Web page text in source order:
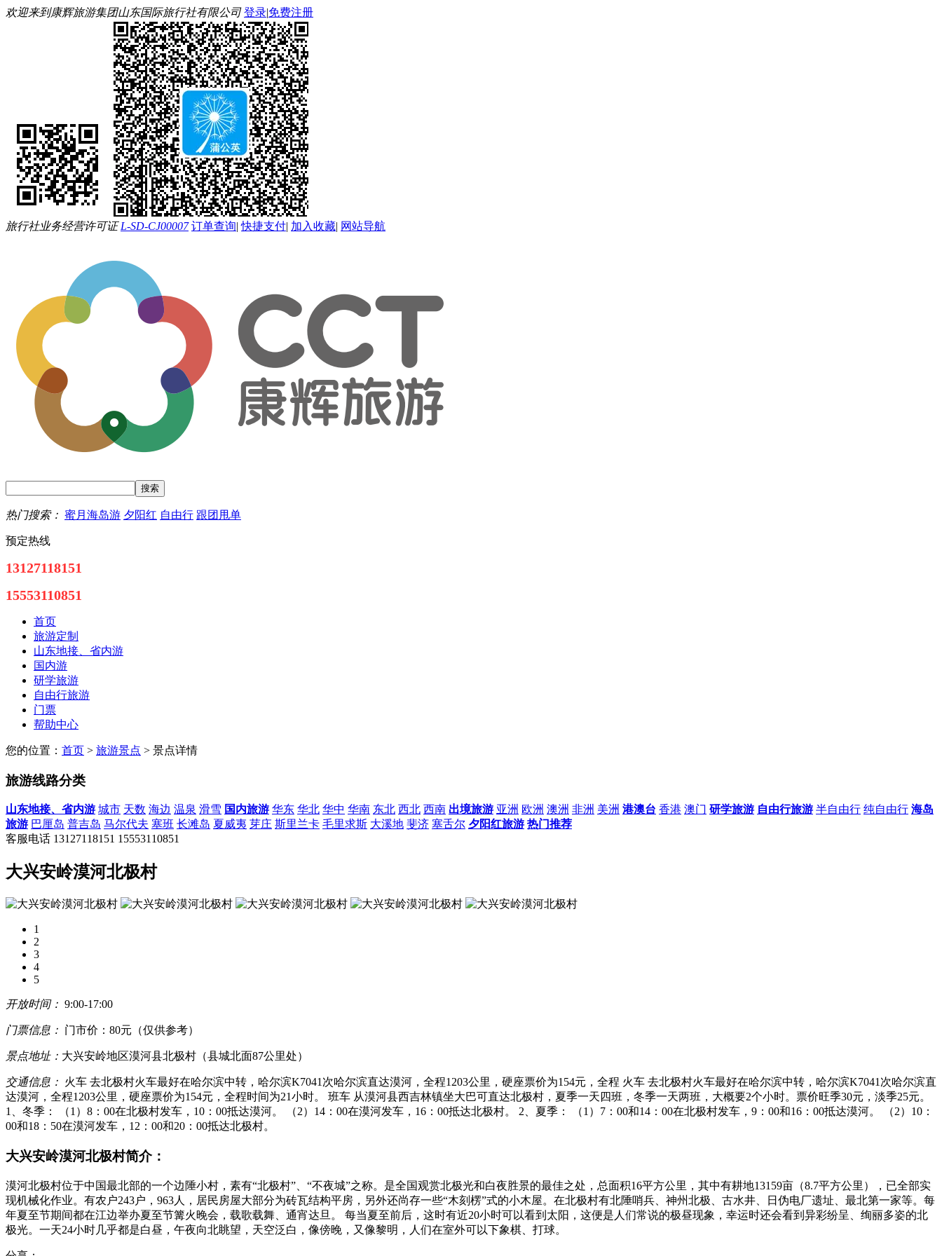
欢迎来到康辉旅游集团山东国际旅行社有限公司登录|免费注册
旅行社业务经营许可证L-SD-CJ00007 订单查询|快捷支付| 加入收藏| 网站导航
热门搜索： 蜜月海岛游 夕阳红 自由行 跟团甩单
预定热线
13127118151
15553110851
首页
旅游定制
山东地接、省内游
国内游
研学旅游
自由行旅游
门票
帮助中心
您的位置： 首页 > 旅游景点 > 景点详情
旅游线路分类
山东地接、省内游 城市 天数 海边 温泉 滑雪 国内旅游 华东 华北 华中 华南 东北 西北 西南 出境旅游 亚洲 欧洲 澳洲 非洲 美洲 港澳台 香港 澳门 研学旅游 自由行旅游 半自由行 纯自由行 海岛
旅游 巴厘岛 普吉岛 马尔代夫 塞班 长滩岛 夏威夷 芽庄 斯里兰卡 毛里求斯 大溪地 斐济 塞舌尔 夕阳红旅游 热门推荐
客服电话 13127118151 15553110851
大兴安岭漠河北极村
1
2
3
4
5
开放时间： 9:00-17:00
门票信息： 门市价：80元（仅供参考）
景点地址： 大兴安岭地区漠河县北极村（县城北面87公里处）
交通信息： 火车 去北极村火车最好在哈尔滨中转，哈尔滨K7041次哈尔滨直达漠河，全程1203公里，硬座票价为154元，全程 火车 去北极村火车最好在哈尔滨中转，哈尔滨K7041次哈尔滨直
达漠河，全程1203公里，硬座票价为154元，全程时间为21小时。 班车 从漠河县西吉林镇坐大巴可直达北极村，夏季一天四班，冬季一天两班，大概要2个小时。票价旺季30元，淡季25元。
1、冬季： （1）8：00在北极村发车，10：00抵达漠河。 （2）14：00在漠河发车，16：00抵达北极村。 2、夏季： （1）7：00和14：00在北极村发车，9：00和16：00抵达漠河。 （2）10：
00和18：50在漠河发车，12：00和20：00抵达北极村。
大兴安岭漠河北极村简介：
漠河北极村位于中国最北部的一个边陲小村，素有“北极村”、“不夜城”之称。是全国观赏北极光和白夜胜景的最佳之处，总面积16平方公里，其中有耕地13159亩（8.7平方公里），已全部实
现机械化作业。有农户243户，963人，居民房屋大部分为砖瓦结构平房，另外还尚存一些“木刻楞”式的小木屋。在北极村有北陲哨兵、神州北极、古水井、日伪电厂遗址、最北第一家等。每
年夏至节期间都在江边举办夏至节篝火晚会，载歌载舞、通宵达旦。 每当夏至前后，这时有近20小时可以看到太阳，这便是人们常说的极昼现象，幸运时还会看到异彩纷呈、绚丽多姿的北
极光。一天24小时几乎都是白昼，午夜向北眺望，天空泛白，像傍晚，又像黎明，人们在室外可以下象棋、打球。